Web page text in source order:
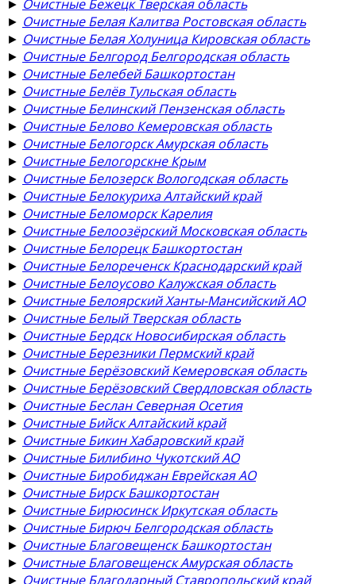
► Очистные Бежецк Тверская область
► Очистные Белая Калитва Ростовская область
► Очистные Белая Холуница Кировская область
► Очистные Белгород Белгородская область
► Очистные Белебей Башкортостан
► Очистные Белёв Тульская область
► Очистные Белинский Пензенская область
► Очистные Белово Кемеровская область
► Очистные Белогорск Амурская область
► Очистные Белогорскне Крым
► Очистные Белозерск Вологодская область
► Очистные Белокуриха Алтайский край
► Очистные Беломорск Карелия
► Очистные Белоозёрский Московская область
► Очистные Белорецк Башкортостан
► Очистные Белореченск Краснодарский край
► Очистные Белоусово Калужская область
► Очистные Белоярский Ханты-Мансийский АО
► Очистные Белый Тверская область
► Очистные Бердск Новосибирская область
► Очистные Березники Пермский край
► Очистные Берёзовский Кемеровская область
► Очистные Берёзовский Свердловская область
► Очистные Беслан Северная Осетия
► Очистные Бийск Алтайский край
► Очистные Бикин Хабаровский край
► Очистные Билибино Чукотский АО
► Очистные Биробиджан Еврейская АО
► Очистные Бирск Башкортостан
► Очистные Бирюсинск Иркутская область
► Очистные Бирюч Белгородская область
► Очистные Благовещенск Башкортостан
► Очистные Благовещенск Амурская область
► Очистные Благодарный Ставропольский край